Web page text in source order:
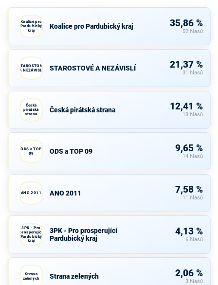
Koalice pro
Pardubický
kraj
Koalice pro Pardubický kraj 35,86 %
52 hlasů
STAROSTOVÉ
A NEZÁVISLÍ
STAROSTOVÉ A NEZÁVISLÍ 21,37 %
31 hlasů
Česká
pirátská
strana
Česká pirátská strana 12,41 %
18 hlasů
ODS a TOP
09
ODS a TOP 09 9,65 %
14 hlasů
ANO 2011 ANO 2011 7,58 %
11 hlasů
3PK - Pro
prosperující
Pardubický
kraj
3PK - Pro prosperující
Pardubický kraj
4,13 %
6 hlasů
Strana
zelených
Strana zelených 2,06 %
3 hlasů